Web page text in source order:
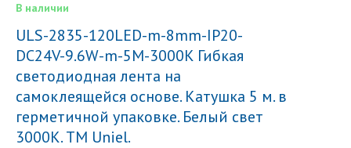
В наличии
ULS-2835-120LED-m-8mm-IP20-
DC24V-9.6W-m-5M-3000K Гибкая
светодиодная лента на
самоклеящейся основе. Катушка 5 м. в
герметичной упаковке. Белый свет
3000K. ТМ Uniel.